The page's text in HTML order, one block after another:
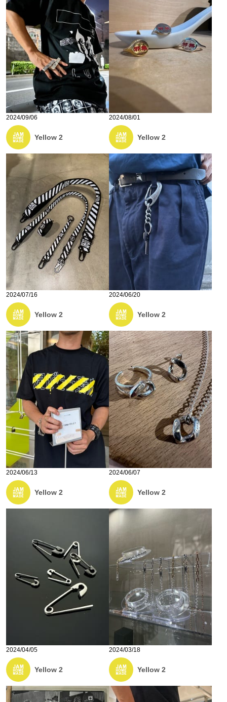
2024/09/06
Yellow 2
2024/08/01
Yellow 2
2024/07/16
Yellow 2
2024/06/20
Yellow 2
2024/06/13
Yellow 2
2024/06/07
Yellow 2
2024/04/05
Yellow 2
2024/03/18
Yellow 2